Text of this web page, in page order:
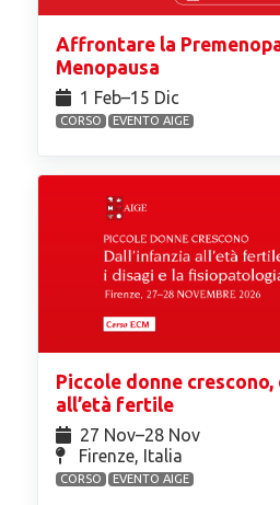
Affrontare la
Menopausa
1 Feb⁠–15 Dic
CORSO EVENTO AIGE
Piccole donne crescono,
all’età fertile
27 Nov⁠–28 Nov
Firenze, Italia
CORSO EVENTO AIGE